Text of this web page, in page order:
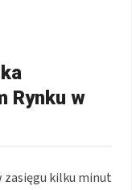
Rynku w
zasięgu kilku minut